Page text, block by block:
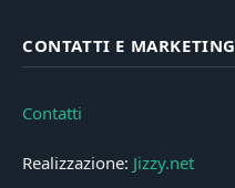
CONTATTI E MARKETING
Contatti
Realizzazione: Jizzy.net